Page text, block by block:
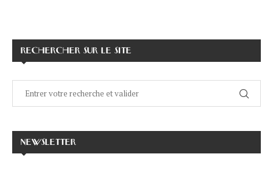
RECHERCHER SUR LE SITE
NEWSLETTER